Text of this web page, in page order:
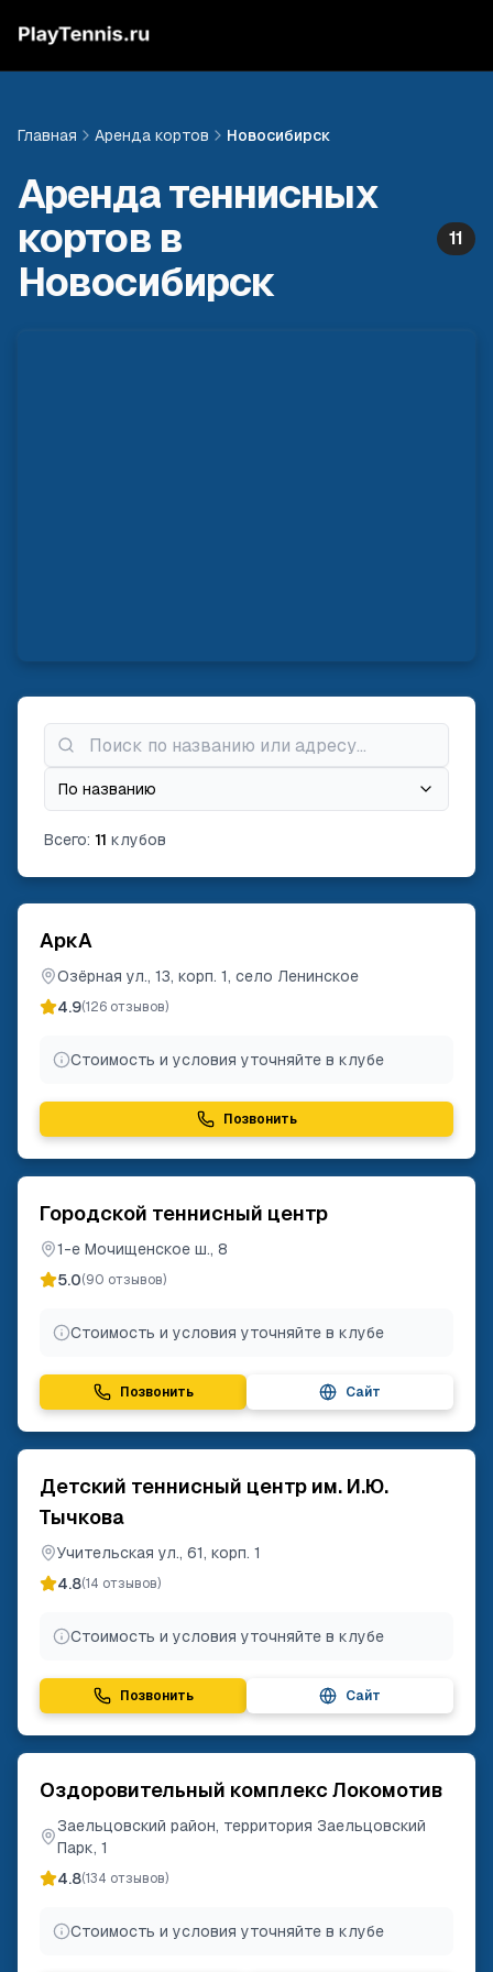
Главная Аренда кортов Новосибирск
Аренда теннисных
кортов в
Новосибирск
11
По названию
Всего: 11 клубов
АркА
Озёрная ул., 13, корп. 1, село Ленинское
4.9(126 отзывов)
Стоимость и условия уточняйте в клубе
Позвонить
Городской теннисный центр
1-е Мочищенское ш., 8
5.0(90 отзывов)
Стоимость и условия уточняйте в клубе
Позвонить Сайт
Детский теннисный центр им. И.Ю.
Тычкова
Учительская ул., 61, корп. 1
4.8(14 отзывов)
Стоимость и условия уточняйте в клубе
Позвонить Сайт
Оздоровительный комплекс Локомотив
Заельцовский район, территория Заельцовский
Парк, 1
4.8(134 отзывов)
Стоимость и условия уточняйте в клубе